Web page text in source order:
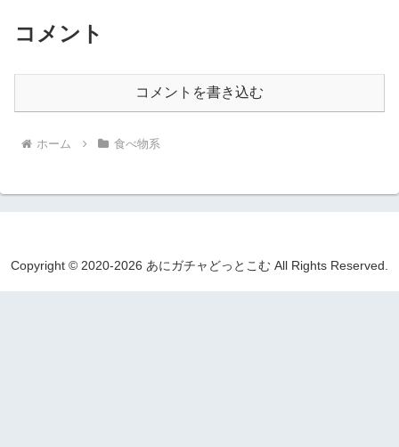
コメント
コメントを書き込む
ホーム 食べ物系
Copyright © 2020-2026 あにガチャどっとこむ All Rights Reserved.